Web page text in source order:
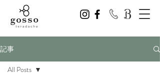
記事
All Posts